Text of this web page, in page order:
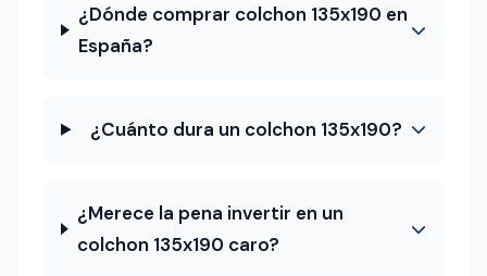
¿Dónde comprar colchon 135x190 en
España?
¿Cuánto dura un colchon 135x190?
¿Merece la pena invertir en un
colchon 135x190 caro?